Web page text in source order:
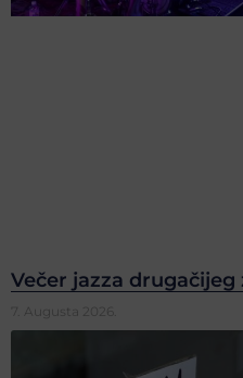
Večer jazza drugačijeg
7. Augusta 2026.